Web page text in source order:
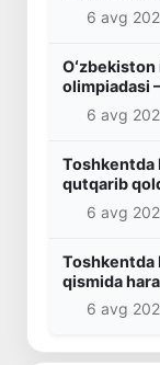
6 avg
olimpiadasi
6 avg
Toshkentda
qutqarib
6 avg
Toshkentda
qismida
6 avg